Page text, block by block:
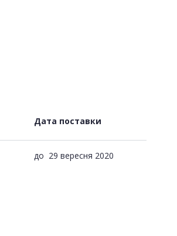
Дата поставки
до 29 вересня 2020